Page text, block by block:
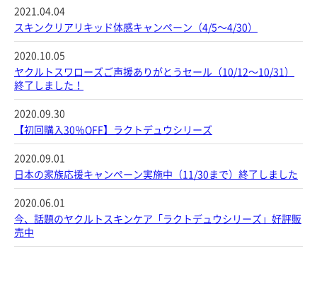
2021.04.04
スキンクリアリキッド体感キャンペーン（4/5～4/30）
2020.10.05
ヤクルトスワローズご声援ありがとうセール（10/12～10/31）
終了しました！
2020.09.30
【初回購入30％OFF】ラクトデュウシリーズ
2020.09.01
日本の家族応援キャンペーン実施中（11/30まで）終了しました
2020.06.01
今、話題のヤクルトスキンケア「ラクトデュウシリーズ」好評販
売中